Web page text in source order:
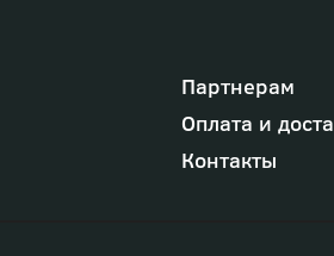
Партнерам
Оплата и
Контакты